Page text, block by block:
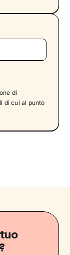
di
di cui al punto